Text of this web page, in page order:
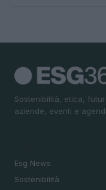
Sostenibilità, etica,
aziende, eventi e
Esg News
Sostenibilità